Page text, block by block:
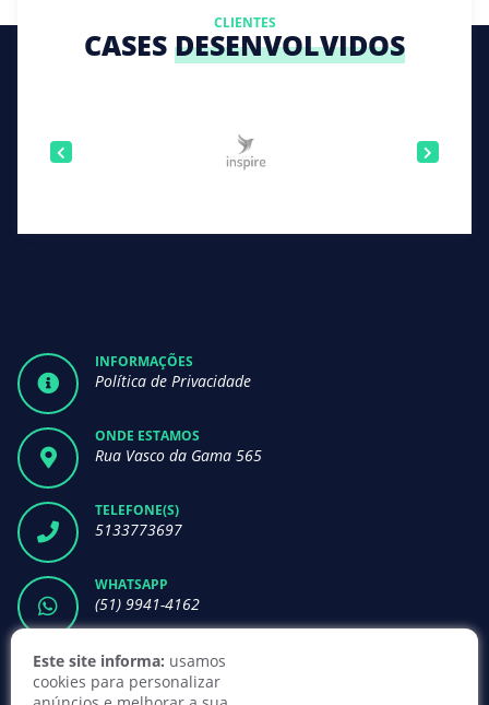
CLIENTES
CASES DESENVOLVIDOS
INFORMAÇÕES
Política de Privacidade
ONDE ESTAMOS
Rua Vasco da Gama 565
TELEFONE(S)
5133773697
WHATSAPP
(51) 9941-4162
NEWSLETTER
Este site informa: usamos
cookies para personalizar